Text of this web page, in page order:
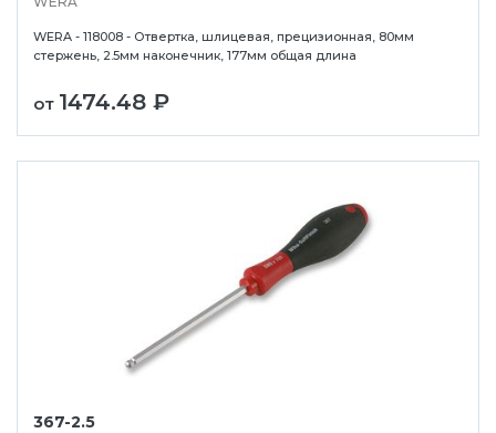
WERA - 118008 - Отвертка, шлицевая, прецизионная, 80мм
стержень, 2.5мм наконечник, 177мм общая длина
от 1474.48 ₽
367-2.5